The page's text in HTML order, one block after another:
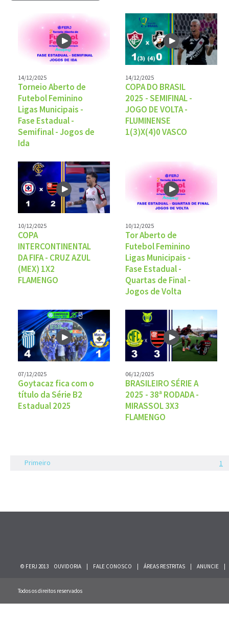
14/12/2025
Torneio Aberto de
Futebol Feminino
Ligas Municipais -
Fase Estadual -
Semifinal - Jogos de
Ida
14/12/2025
COPA DO BRASIL
2025 - SEMIFINAL -
JOGO DE VOLTA -
FLUMINENSE
1(3)X(4)0 VASCO
10/12/2025
COPA
INTERCONTINENTAL
DA FIFA - CRUZ AZUL
(MEX) 1X2
FLAMENGO
10/12/2025
Tor Aberto de
Futebol Feminino
Ligas Municipais -
Fase Estadual -
Quartas de Final -
Jogos de Volta
07/12/2025
Goytacaz fica com o
título da Série B2
Estadual 2025
06/12/2025
BRASILEIRO SÉRIE A
2025 - 38ª RODADA -
MIRASSOL 3X3
FLAMENGO
Primeiro 1
© FERJ 2013 OUVIDORIA FALE CONOSCO ÁREAS RESTRITAS ANUNCIE
Todos os direitos reservados